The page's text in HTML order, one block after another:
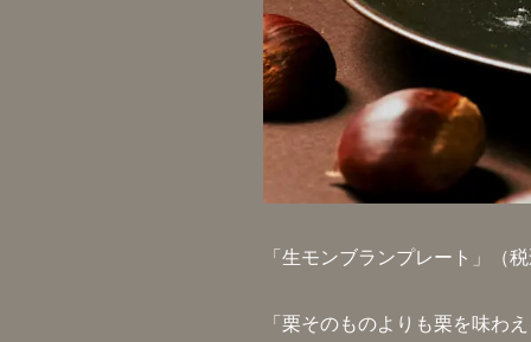
「生モンブランプレート」（
「栗そのものよりも栗を味わ